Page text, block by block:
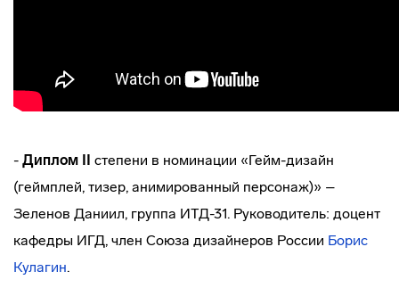
- Диплом II степени в номинации «Гейм-дизайн
(геймплей, тизер, анимированный персонаж)» –
Зеленов Даниил, группа ИТД-31. Руководитель: доцент
кафедры ИГД, член Союза дизайнеров России Борис
Кулагин.